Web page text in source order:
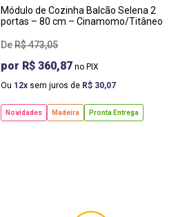
Módulo de Cozinha Balcão Selena 2
portas – 80 cm – Cinamomo/Titâneo
R$473,05
R$ 360,87
Ou 12 sem juros de R$ 30,07
Novidades Madeira Pronta Entrega